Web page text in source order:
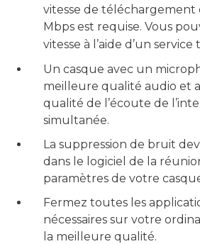
vitesse de téléchargement
Mbps est requise. Vous
vitesse à l’aide d’un
Un casque avec un
meilleure qualité audio et
qualité de l’écoute de
simultanée.
La suppression de bruit
dans le logiciel de la
paramètres de votre
Fermez toutes les
nécessaires sur votre
la meilleure qualité.